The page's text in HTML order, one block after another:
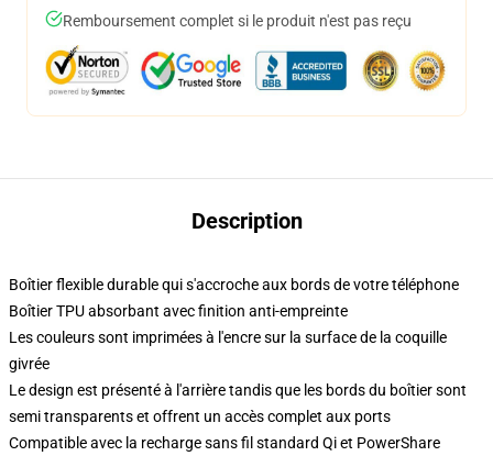
Remboursement complet si le produit n'est pas reçu
Description
Boîtier flexible durable qui s'accroche aux bords de votre téléphone
Boîtier TPU absorbant avec finition anti-empreinte
Les couleurs sont imprimées à l'encre sur la surface de la coquille
givrée
Le design est présenté à l'arrière tandis que les bords du boîtier sont
semi transparents et offrent un accès complet aux ports
Compatible avec la recharge sans fil standard Qi et PowerShare